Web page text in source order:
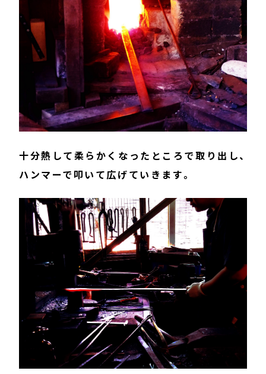
十分熱して柔らかくなったところで取り出し、
ハンマーで叩いて広げていきます。